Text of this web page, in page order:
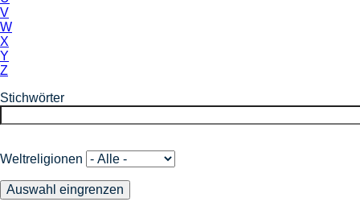
V
W
X
Y
Z
Stichwörter
Weltreligionen